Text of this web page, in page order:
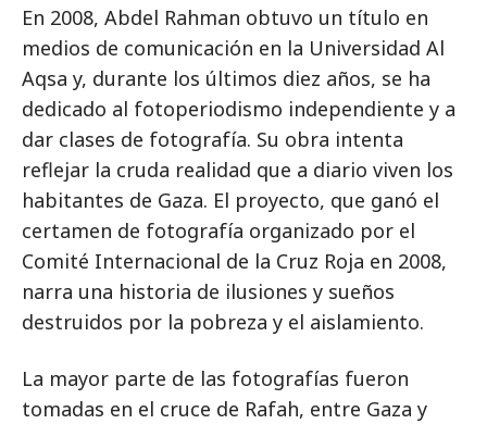
En 2008, Abdel Rahman obtuvo un título en
medios de comunicación en la Universidad Al
Aqsa y, durante los últimos diez años, se ha
dedicado al fotoperiodismo independiente y a
dar clases de fotografía. Su obra intenta
reflejar la cruda realidad que a diario viven los
habitantes de Gaza. El proyecto, que ganó el
certamen de fotografía organizado por el
Comité Internacional de la Cruz Roja en 2008,
narra una historia de ilusiones y sueños
destruidos por la pobreza y el aislamiento.
La mayor parte de las fotografías fueron
tomadas en el cruce de Rafah, entre Gaza y